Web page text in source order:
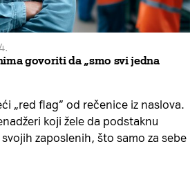
govoriti da „smo svi jedna
„red flag” od rečenice iz naslova.
koji žele da podstaknu
zaposlenih, što samo za sebe